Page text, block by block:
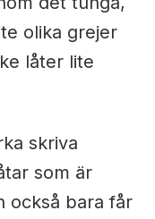
olika grejer
låter lite
skriva
som är
också bara får